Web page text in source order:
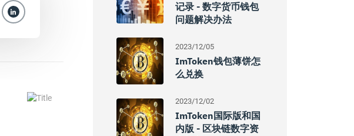
记录 - 数字货币钱包
问题解决办法
2023/12/05
ImToken钱包薄饼怎
么兑换
2023/12/02
ImToken国际版和国
内版 - 区块链数字资